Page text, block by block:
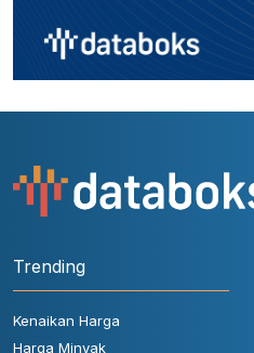
Trending
Kenaikan Harga
Harga Minyak